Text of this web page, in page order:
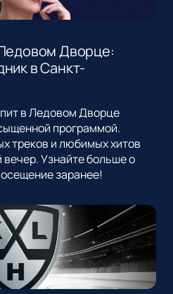
Дворце:
в Санкт-
в Ледовом Дворце
программой.
треков и любимых хитов
Узнайте больше о
заранее!